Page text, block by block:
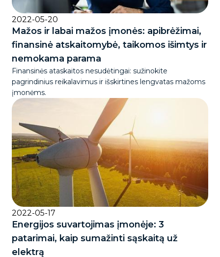
2022-05-20
Mažos ir labai mažos įmonės: apibrėžimai,
finansinė atskaitomybė, taikomos išimtys ir
nemokama parama
Finansinės ataskaitos nesudėtingai: sužinokite
pagrindinius reikalavimus ir išskirtines lengvatas mažoms
įmonėms.
2022-05-17
Energijos suvartojimas įmonėje: 3
patarimai, kaip sumažinti sąskaitą už
elektrą